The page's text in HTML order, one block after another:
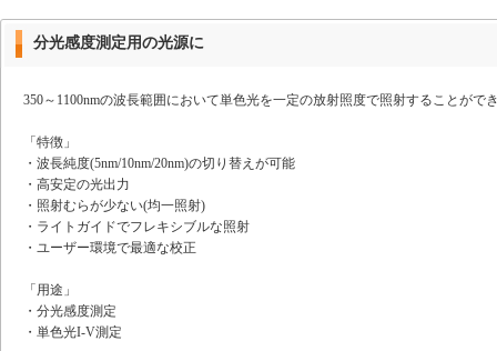
分光感度測定用の光源に
350～1100nmの波長範囲において単色光を一定の放射照度で照射することがで
「特徴」
・波長純度(5nm/10nm/20nm)の切り替えが可能
・高安定の光出力
・照射むらが少ない(均一照射)
・ライトガイドでフレキシブルな照射
・ユーザー環境で最適な校正
「用途」
・分光感度測定
・単色光I-V測定